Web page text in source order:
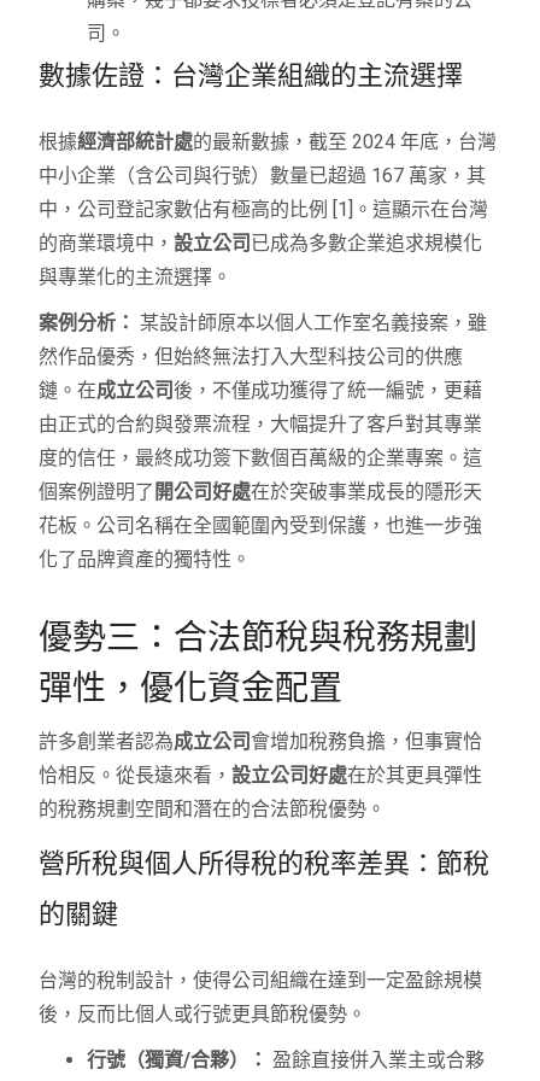
司。
數據佐證：台灣企業組織的主流選擇
根據經濟部統計處的最新數據，截至 2024 年底，台灣
中小企業（含公司與行號）數量已超過 167 萬家，其
中，公司登記家數佔有極高的比例 [1]。這顯示在台灣
的商業環境中，設立公司 已成為多數企業追求規模化
與專業化的主流選擇。
案例分析： 某設計師原本以個人工作室名義接案，雖
然作品優秀，但始終無法打入大型科技公司的供應
鏈。在成立公司後，不僅成功獲得了統一編號，更藉
由正式的合約與發票流程，大幅提升了客戶對其專業
度的信任，最終成功簽下數個百萬級的企業專案。這
個案例證明了 開公司好處在於突破事業成長的隱形天
花板。公司名稱在全國範圍內受到保護，也進一步強
化了品牌資產的獨特性。
優勢三：合法節稅與稅務規劃
彈性，優化資金配置
許多創業者認為成立公司 會增加稅務負擔，但事實恰
恰相反。從長遠來看，設立公司好處在於其更具彈性
的稅務規劃空間和潛在的合法節稅優勢。
營所稅與個人所得稅的稅率差異：節稅
的關鍵
台灣的稅制設計，使得公司組織在達到一定盈餘規模
後，反而比個人或行號更具節稅優勢。
行號（獨資/合夥）： 盈餘直接併入業主或合夥